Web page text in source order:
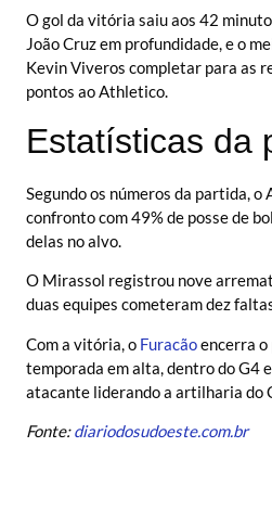
O gol da vitória saiu aos 42
João Cruz em profundidade, e o
Kevin Viveros completar para as
pontos ao Athletico.
Estatísticas da
Segundo os números da partida,
confronto com 49% de posse de
delas no alvo.
O Mirassol registrou nove
duas equipes cometeram dez
Com a vitória, o Furacãoencerra o
temporada em alta, dentro do G4
atacante liderando a artilharia do
Fonte:diariodosudoeste.com.br